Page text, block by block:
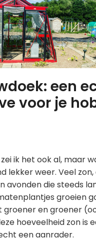
een
voor je
ik het ook al, maar
lekker weer. Veel
avonden die steeds
groeien
groener en groener
hoeveelheid zon is
een aanrader.